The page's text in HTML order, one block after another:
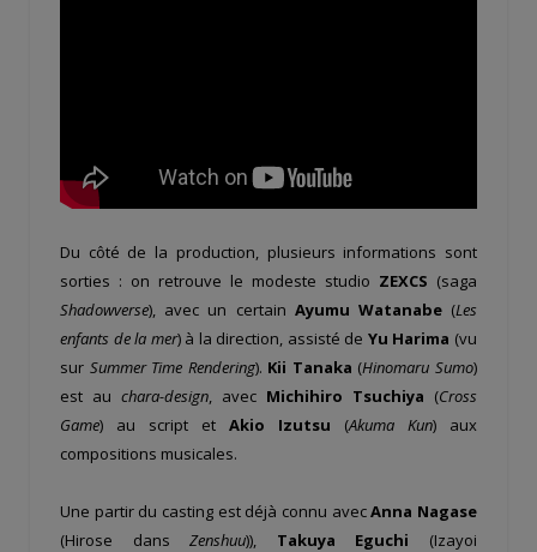
Du côté de la production, plusieurs informations sont
sorties : on retrouve le modeste studio ZEXCS (saga
Shadowverse), avec un certain Ayumu Watanabe(Les
enfants de la mer) à la direction, assisté de Yu Harima (vu
sur Summer Time Rendering). Kii Tanaka (Hinomaru Sumo)
est au chara-design, avec Michihiro Tsuchiya (Cross
Game) au script et Akio Izutsu (Akuma Kun) aux
compositions musicales.
Une partir du casting est déjà connu avecAnna Nagase
(Hirose dansZenshuu)), Takuya Eguchi (Izayoi